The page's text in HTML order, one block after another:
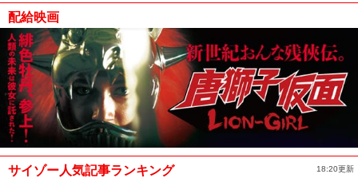
配給映画
サイゾー人気記事ランキング 18:20更新